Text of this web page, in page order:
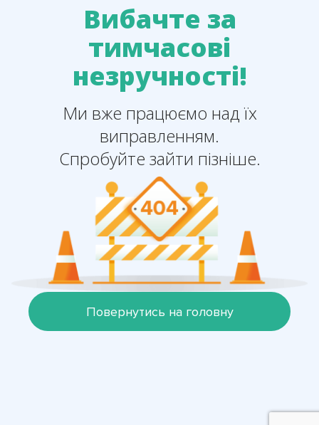
Вибачте за
тимчасові
незручності!
Ми вже працюємо над їх
виправленням.
Спробуйте зайти пізніше.
Повернутись на головну